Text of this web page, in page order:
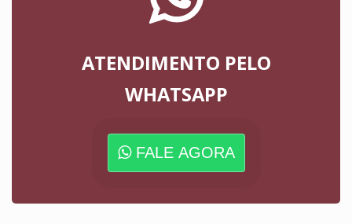
ATENDIMENTO PELO
WHATSAPP
FALE AGORA